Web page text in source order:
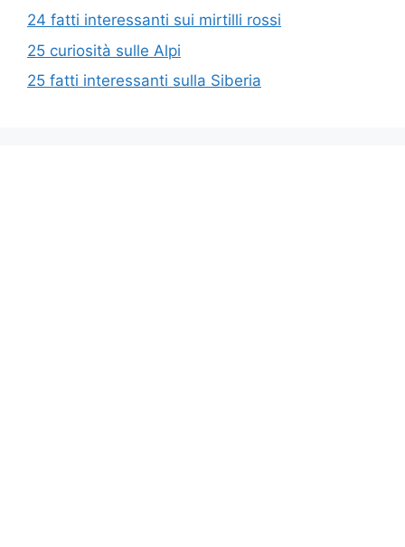
24 fatti interessanti sui mirtilli rossi
25 curiosità sulle Alpi
25 fatti interessanti sulla Siberia